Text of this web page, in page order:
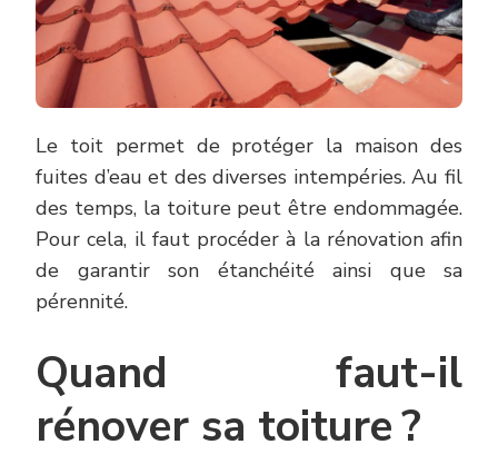
Le toit permet de protéger la maison des
fuites d’eau et des diverses intempéries. Au fil
des temps, la toiture peut être endommagée.
Pour cela, il faut procéder à la rénovation afin
de garantir son étanchéité ainsi que sa
pérennité.
Quand faut-il
rénover sa toiture ?